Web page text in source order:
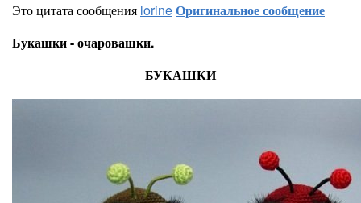
Это цитата сообщения lorineОригинальное сообщение
Букашки - очаровашки.
БУКАШКИ